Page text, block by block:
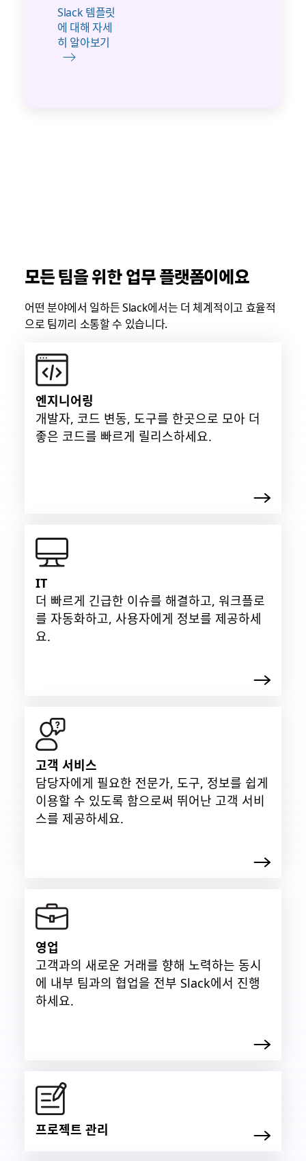
Slack 템플릿
에 대해 자세
히 알아보기
모든 팀을 위한 업무 플랫폼이에요
어떤 분야에서 일하든 Slack에서는 더 체계적이고 효율적
으로 팀끼리 소통할 수 있습니다.
엔지니어링
개발자, 코드 변동, 도구를 한곳으로 모아 더
좋은 코드를 빠르게 릴리스하세요.
IT
더 빠르게 긴급한 이슈를 해결하고, 워크플로
를 자동화하고, 사용자에게 정보를 제공하세
요.
고객 서비스
담당자에게 필요한 전문가, 도구, 정보를 쉽게
이용할 수 있도록 함으로써 뛰어난 고객 서비
스를 제공하세요.
영업
고객과의 새로운 거래를 향해 노력하는 동시
에 내부 팀과의 협업을 전부 Slack에서 진행
하세요.
프로젝트 관리